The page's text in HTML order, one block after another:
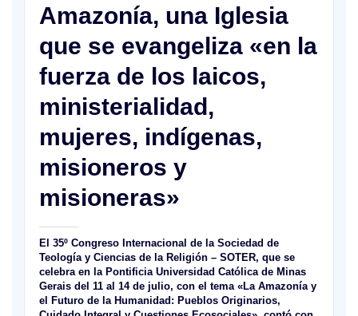
Amazonía, una Iglesia
que se evangeliza «en la
fuerza de los laicos,
ministerialidad,
mujeres, indígenas,
misioneros y
misioneras»
El 35º Congreso Internacional de la Sociedad de
Teología y Ciencias de la Religión – SOTER, que se
celebra en la Pontificia Universidad Católica de Minas
Gerais del 11 al 14 de julio, con el tema «La Amazonía y
el Futuro de la Humanidad: Pueblos Originarios,